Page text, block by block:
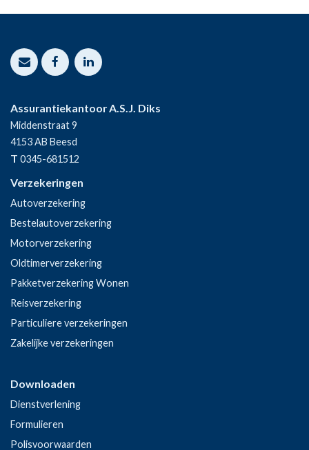
Assurantiekantoor A.S.J. Diks
Middenstraat 9
4153 AB Beesd
T 0345-681512
Verzekeringen
Autoverzekering
Bestelautoverzekering
Motorverzekering
Oldtimerverzekering
Pakketverzekering Wonen
Reisverzekering
Particuliere verzekeringen
Zakelijke verzekeringen
Downloaden
Dienstverlening
Formulieren
Polisvoorwaarden